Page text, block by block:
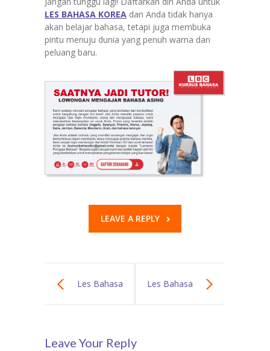
LES BAHASA KOREA dan Anda tidak hanya
akan belajar bahasa, tetapi juga membuka
pintu menuju dunia yang penuh warna dan
peluang baru.
LEAVE A REPLY
Les Bahasa
Kebayoran
Les Bahasa
Leave Your Reply